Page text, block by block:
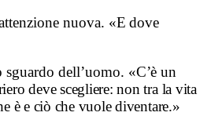
nuova. «E dove
dell’uomo. «C’è un
deve scegliere: non tra la vita
è e ciò che vuole diventare.»